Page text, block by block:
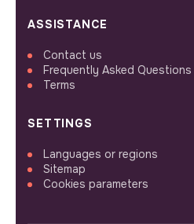
ASSISTANCE
Contact us
Frequently Asked Questions
Terms
SETTINGS
Languages or regions
Sitemap
Cookies parameters